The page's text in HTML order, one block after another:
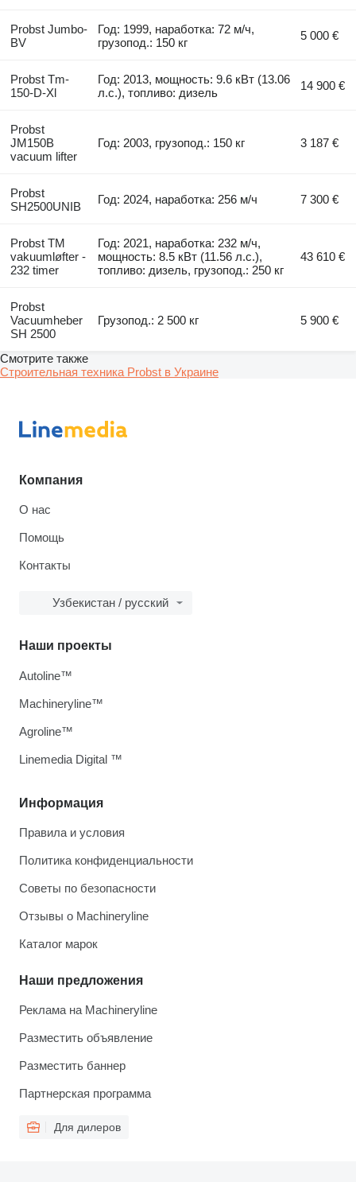
Probst Jumbo-
BV
Год: 1999, наработка: 72 м/ч,
грузопод.: 150 кг
5 000 €
Probst Tm-
150-D-Xl
Год: 2013, мощность: 9.6 кВт (13.06
л.с.), топливо: дизель
14 900 €
Probst
JM150B
vacuum lifter
Год: 2003, грузопод.: 150 кг 3 187 €
Probst
SH2500UNIB
Год: 2024, наработка: 256 м/ч 7 300 €
Probst TM
vakuumløfter -
232 timer
Год: 2021, наработка: 232 м/ч,
мощность: 8.5 кВт (11.56 л.с.),
топливо: дизель, грузопод.: 250 кг
43 610 €
Probst
Vacuumheber
SH 2500
Грузопод.: 2 500 кг 5 900 €
Смотрите также
Строительная техника Probst в Украине
Компания
О нас
Помощь
Контакты
Узбекистан / русский
Информация
Правила и условия
Политика конфиденциальности
Советы по безопасности
Отзывы о Machineryline
Каталог марок
Наши предложения
Реклама на Machineryline
Разместить объявление
Разместить баннер
Партнерская программа
Для дилеров
Наши проекты
Autoline™
Machineryline™
Agroline™
Linemedia Digital ™